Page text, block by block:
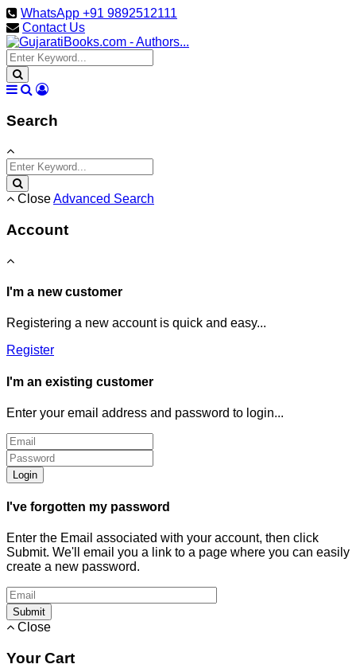
WhatsApp +91 9892512111
Contact Us
Search
CloseAdvanced Search
Account
I'm a new customer
Registering a new account is quick and easy...
Register
I'm an existing customer
Enter your email address and password to login...
Login
I've forgotten my password
Enter the Email associated with your account, then click
Submit. We'll email you a link to a page where you can easily
create a new password.
Submit
Close
Your Cart